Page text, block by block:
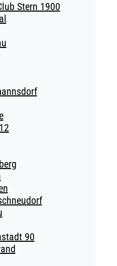
Stern 1900
90